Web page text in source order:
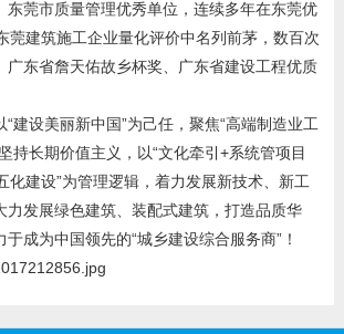
东莞市质量管理优秀单位，连续多年在东莞优
莞建筑施工企业量化评价中名列前茅，数百次
广东省詹天佑故乡杯奖、广东省建设工程优质
“建设美丽新中国”为己任，聚焦“高端制造业工
坚持长期价值主义，以“文化牵引+系统管项目
化建设”为管理逻辑，着力发展新技术、新工
力发展绿色建筑、装配式建筑，打造品质华
成为中国领先的“城乡建设综合服务商”！